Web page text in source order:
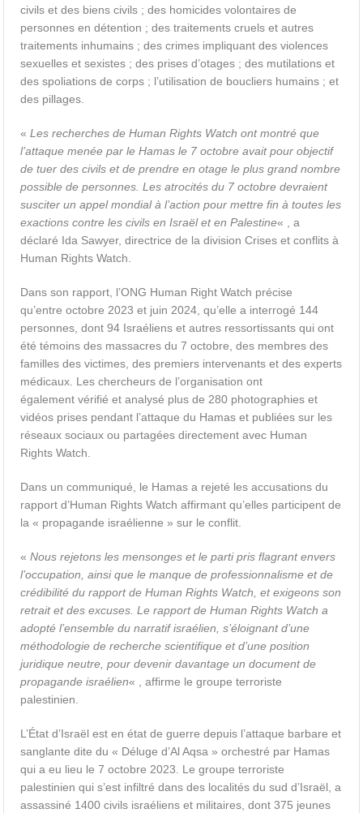
civils et des biens civils ; des homicides volontaires de
personnes en détention ; des traitements cruels et autres
traitements inhumains ; des crimes impliquant des violences
sexuelles et sexistes ; des prises d’otages ; des mutilations et
des spoliations de corps ; l’utilisation de boucliers humains ; et
des pillages.
«Les recherches de Human Rights Watch ont montré que
l’attaque menée par le Hamas le 7 octobre avait pour objectif
de tuer des civils et de prendre en otage le plus grand nombre
possible de personnes. Les atrocités du 7 octobre devraient
susciter un appel mondial à l’action pour mettre fin à toutes les
exactions contre les civils en Israël et en Palestine« , a
déclaré Ida Sawyer, directrice de la division Crises et conflits à
Human Rights Watch.
Dans son rapport, l’ONG Human Right Watch précise
qu’entre octobre 2023 et juin 2024, qu’elle a interrogé 144
personnes, dont 94 Israéliens et autres ressortissants qui ont
été témoins des massacres du 7 octobre, des membres des
familles des victimes, des premiers intervenants et des experts
médicaux. Les chercheurs de l’organisation ont
également vérifié et analysé plus de 280 photographies et
vidéos prises pendant l’attaque du Hamas et publiées sur les
réseaux sociaux ou partagées directement avec Human
Rights Watch.
Dans un communiqué, le Hamas a rejeté les accusations du
rapport d’Human Rights Watch affirmant qu’elles participent de
la « propagande israélienne » sur le conflit.
«Nous rejetons les mensonges et le parti pris flagrant envers
l’occupation, ainsi que le manque de professionnalisme et de
crédibilité du rapport de Human Rights Watch, et exigeons son
retrait et des excuses. Le rapport de Human Rights Watch a
adopté l’ensemble du narratif israélien, s’éloignant d’une
méthodologie de recherche scientifique et d’une position
juridique neutre, pour devenir davantage un document de
propagande israélien« , affirme le groupe terroriste
palestinien.
L’État d’Israël est en état de guerre depuis l’attaque barbare et
sanglante dite du « Déluge d’Al Aqsa » orchestré par Hamas
qui a eu lieu le 7 octobre 2023. Le groupe terroriste
palestinien qui s’est infiltré dans des localités du sud d’Israël, a
assassiné 1400 civils israéliens et militaires, dont 375 jeunes